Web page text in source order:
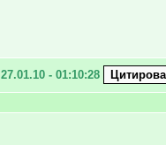
27.01.10 - 01:10:28